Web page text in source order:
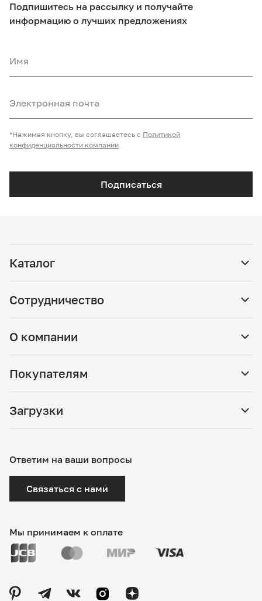
Подпишитесь на рассылку и получайте
информацию о лучших предложениях
Имя
Электронная почта
Подписаться
*Нажимая кнопку, вы соглашаетесь с Политикой
конфиденциальности компании
Каталог
Сотрудничество
О компании
Покупателям
Загрузки
Мы принимаем к оплате
Ответим на ваши вопросы
Связаться с нами